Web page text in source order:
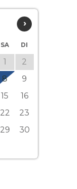
›
SA DI
1
2
8
9
15
16
22
23
29
30